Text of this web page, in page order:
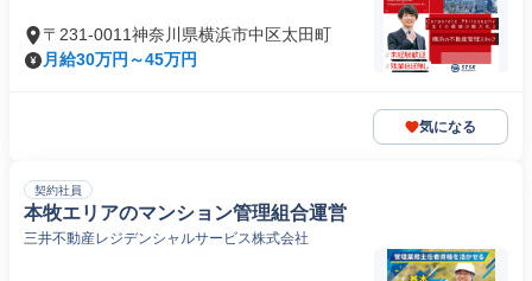
〒231-0011神奈川県横浜市中区太田町
月給30万円～45万円
気になる
契約社員
本牧エリアのマンション管理組合運営
三井不動産レジデンシャルサービス株式会社